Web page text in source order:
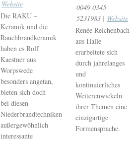
Website
Die RAKU –
Keramik und die
Rauchbrandkeramik
haben es Rolf
Kaestner aus
Worpswede
besonders angetan,
bieten sich doch
bei diesen
Niederbrandtechniken
außergewöhnlich
interessante
0049 0345
5231983 | Website
Renée Reichenbach
aus Halle
erarbeitete sich
durch jahrelanges
und
kontinuierliches
Weiterenwickeln
ihrer Themen eine
einzigartige
Formensprache.